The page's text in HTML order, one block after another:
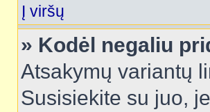
Į viršų
» Kodėl negaliu
Atsakymų variantų
Susisiekite su juo,